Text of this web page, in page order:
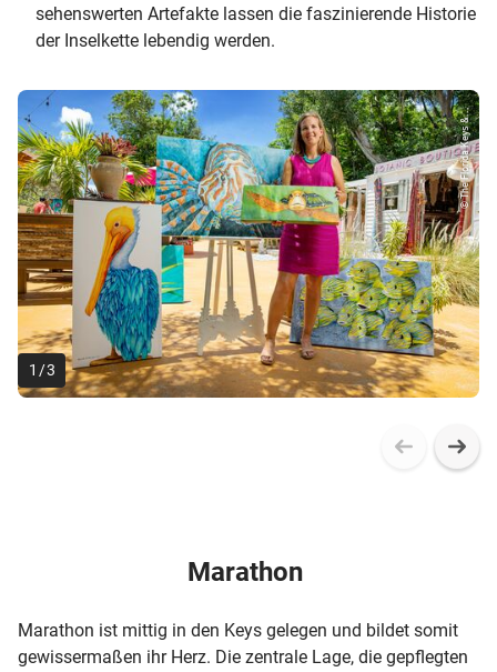
sehenswerten Artefakte lassen die faszinierende Historie
der Inselkette lebendig werden.
© The Florida Keys &...
1 /3
Marathon
Marathon ist mittig in den Keys gelegen und bildet somit
gewissermaßen ihr Herz. Die zentrale Lage, die gepflegten